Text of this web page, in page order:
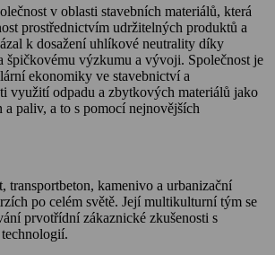
v oblasti stavebních materiálů, která
prostřednictvím udržitelných produktů a
k dosažení uhlíkové neutrality díky
špičkovému výzkumu a vývoji. Společnost je
ekonomiky ve stavebnictví a
využití odpadu a zbytkových materiálů jako
paliv, a to s pomocí nejnovějších
transportbeton, kamenivo a urbanizační
po celém světě. Její multikulturní tým se
prvotřídní zákaznické zkušenosti s